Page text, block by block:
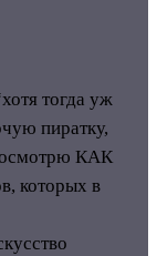
тогда уж
пиратку,
КАК
которых в